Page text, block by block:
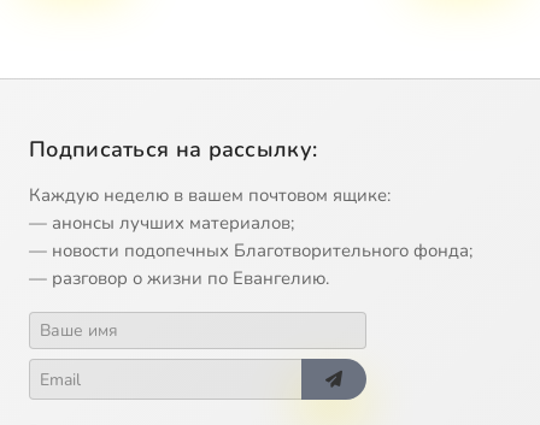
Подписаться на рассылку:
Каждую неделю в вашем почтовом ящике:
— анонсы лучших материалов;
— новости подопечных Благотворительного фонда;
— разговор о жизни по Евангелию.